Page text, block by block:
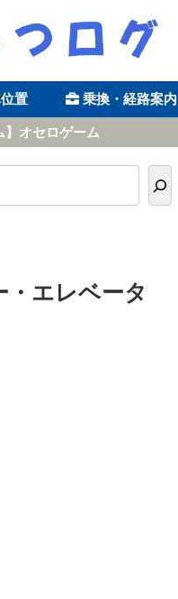
置 乗換・経路案内
】オセロゲーム
・エレベータ